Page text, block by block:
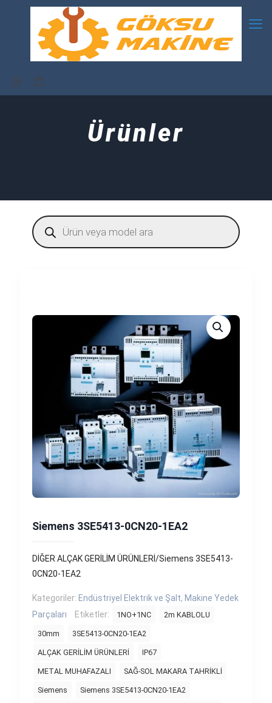
Ürünler
Products
search
Siemens 3SE5413-0CN20-1EA2
DİĞER ALÇAK GERİLİM ÜRÜNLERİ/Siemens 3SE5413-
0CN20-1EA2
Kategoriler: Endüstriyel Elektrik ve Şalt, Makine Yedek
Parçaları
Etiketler: 1NO+1NC 2m KABLOLU
30mm 3SE5413-0CN20-1EA2
ALÇAK GERİLİM ÜRÜNLERİ IP67
METAL MUHAFAZALI SAĞ-SOL MAKARA TAHRİKLİ
Siemens Siemens 3SE5413-0CN20-1EA2